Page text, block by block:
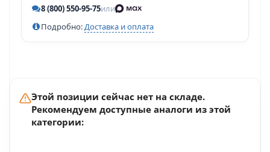
8 (800) 550-95-75или
Подробно:Доставка и оплата
Этой позиции сейчас нет на складе.
Рекомендуем доступные аналоги из этой
категории: